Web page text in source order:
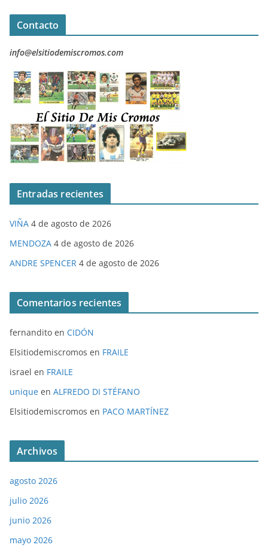
Contacto
info@elsitiodemiscromos.com
Entradas recientes
VIÑA 4 de agosto de 2026
MENDOZA 4 de agosto de 2026
ANDRE SPENCER 4 de agosto de 2026
Comentarios recientes
fernandito en CIDÓN
Elsitiodemiscromos en FRAILE
israel en FRAILE
unique en ALFREDO DI STÉFANO
Elsitiodemiscromos en PACO MARTÍNEZ
Archivos
agosto 2026
julio 2026
junio 2026
mayo 2026